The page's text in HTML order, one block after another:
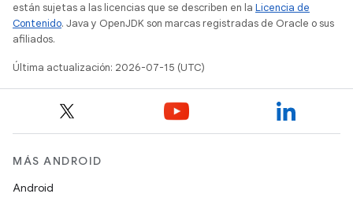
están sujetas a las licencias que se describen en la Licencia de
Contenido. Java y OpenJDK son marcas registradas de Oracle o sus
afiliados.
Última actualización: 2026-07-15 (UTC)
MÁS ANDROID
Android